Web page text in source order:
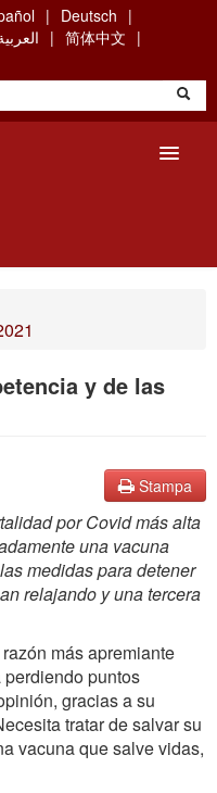
Deutsch
简体中文
y de las
Stampa
por Covid más alta
una vacuna
medidas para detener
relajando y una tercera
más apremiante
puntos
gracias a su
tratar de salvar su
vacuna que salve vidas,